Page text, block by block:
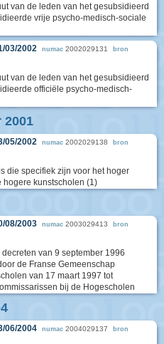
van de leden van het gesubsidieerd
vrije psycho-medisch-sociale
03/2002 numac 2002029131 bron
van de leden van het gesubsidieerd
officiële psycho-medisch-
2001
05/2002 numac 2002029138 bron
die specifiek zijn voor het hoger
kunstscholen (1)
08/2003 numac 2003029413 bron
van 9 september 1996
de Franse Gemeenschap
van 17 maart 1997 tot
bij de Hogescholen
06/2004 numac 2004029137 bron